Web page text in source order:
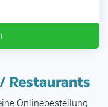
Restaurants
Onlinebestellung